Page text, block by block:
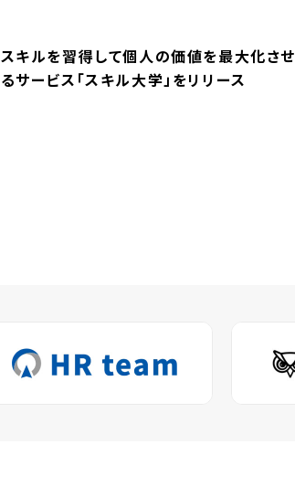
スキルを習得して個人の価値を最大化させ
るサービス「スキル大学」をリリース